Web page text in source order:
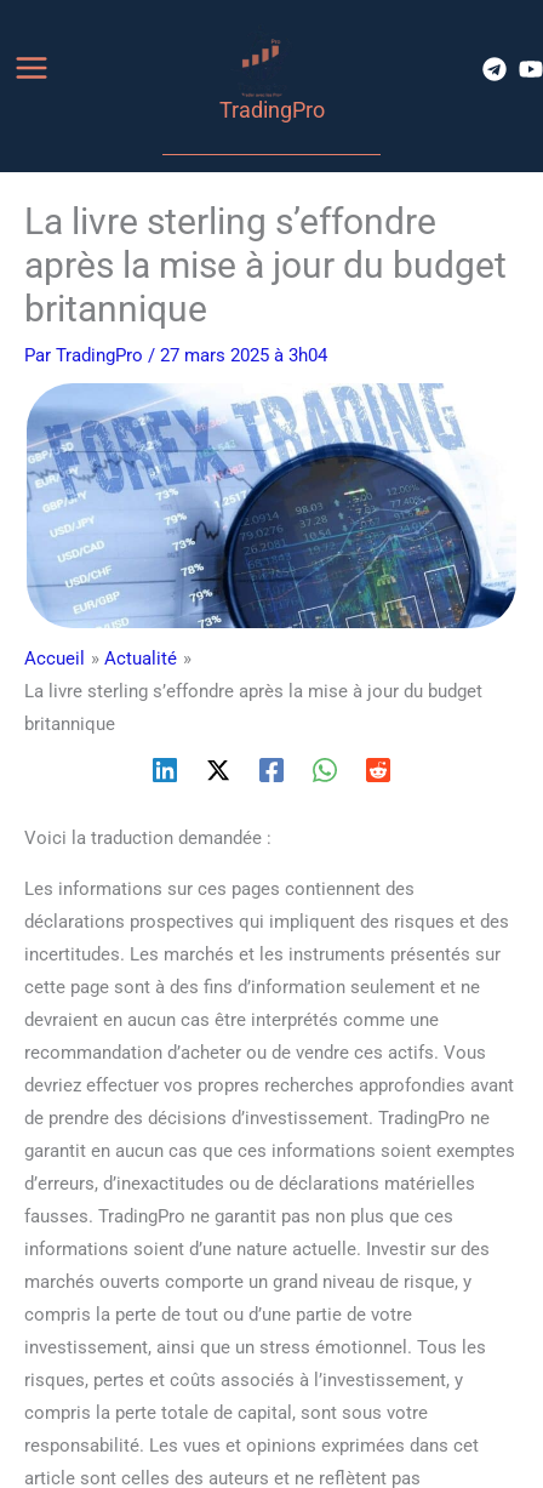
contenu
TradingPro
La livre sterling s’effondre
après la mise à jour du budget
britannique
Par TradingPro / 27 mars 2025 à 3h04
Accueil
Actualité
La livre sterling s’effondre après la mise à jour du budget
britannique
Voici la traduction demandée :
Les informations sur ces pages contiennent des
déclarations prospectives qui impliquent des risques et des
incertitudes. Les marchés et les instruments présentés sur
cette page sont à des fins d’information seulement et ne
devraient en aucun cas être interprétés comme une
recommandation d’acheter ou de vendre ces actifs. Vous
devriez effectuer vos propres recherches approfondies avant
de prendre des décisions d’investissement. TradingPro ne
garantit en aucun cas que ces informations soient exemptes
d’erreurs, d’inexactitudes ou de déclarations matérielles
fausses. TradingPro ne garantit pas non plus que ces
informations soient d’une nature actuelle. Investir sur des
marchés ouverts comporte un grand niveau de risque, y
compris la perte de tout ou d’une partie de votre
investissement, ainsi que un stress émotionnel. Tous les
risques, pertes et coûts associés à l’investissement, y
compris la perte totale de capital, sont sous votre
responsabilité. Les vues et opinions exprimées dans cet
article sont celles des auteurs et ne reflètent pas